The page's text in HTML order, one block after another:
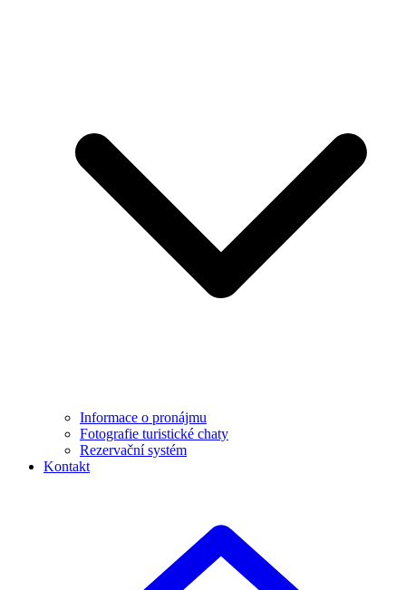
Informace o pronájmu
Fotografie turistické chaty
Rezervační systém
Kontakt